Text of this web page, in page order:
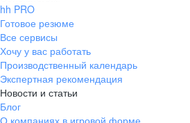
hh PRO
Готовое резюме
Все сервисы
Хочу у вас работать
Производственный календарь
Экспертная рекомендация
Новости и статьи
Блог
О компаниях в игровой форме